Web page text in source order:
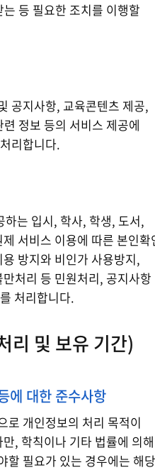
등 필요한 조치를 이행할
공지사항, 교육콘텐츠 제공,
정보 등의 서비스 제공에
리합니다.
는 입시, 학사, 학생, 도서,
서비스 이용에 따른 본인확
방지와 비인가 사용방지,
처리 등 민원처리, 공지사항
처리합니다.
리 및 보유 기간)
에 대한 준수사항
로 개인정보의 처리 목적이
, 학칙이나 기타 법률에 의해
할 필요가 있는 경우에는 해당